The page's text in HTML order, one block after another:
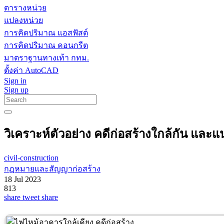
ตารางหน่วย
แปลงหน่วย
การคิดปริมาณ แอสฟัสต์
การคิดปริมาณ คอนกรีต
มาตราฐานทางเท้า กทม.
ตั้งค่า AutoCAD
Sign in
Sign up
วิเคราะห์ตัวอย่าง คดีก่อสร้างใกล้กัน และ
civil-construction
กฎหมายและสัญญาก่อสร้าง
18 Jul 2023
813
share tweet share